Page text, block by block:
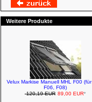
Weitere Produkte
Velux Markise Manuell MHL F00 (für
F06, F08)
120,19 EUR 89,00 EUR*